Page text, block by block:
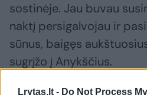
Lrytas.lt - Do Not Process
sostinėje. Jau buvau
naktį persigalvojau ir
sūnus, baigęs
sugrįžo į Anykščius.